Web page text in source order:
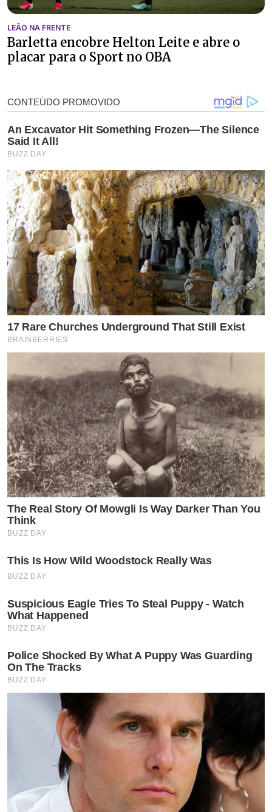
LEÃO NA FRENTE
Barletta encobre Helton Leite e abre o
placar para o Sport no OBA